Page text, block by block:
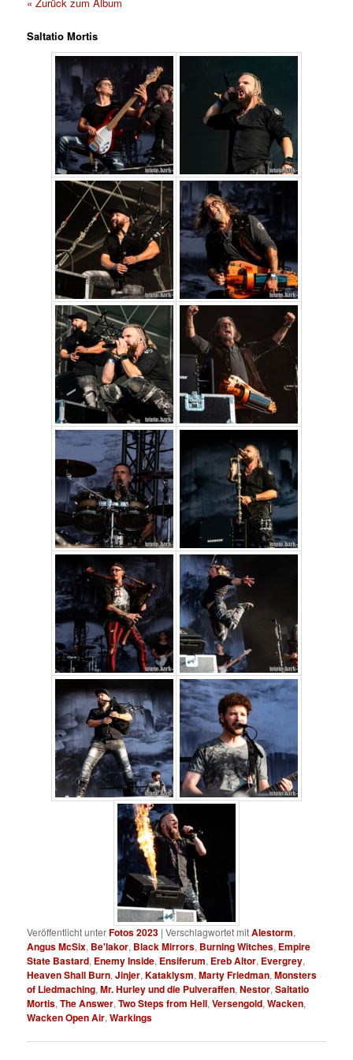
Saltatio Mortis
Veröffentlicht unterFotos 2023 |Verschlagwortet mitAlestorm,
Angus McSix, Be'lakor, Black Mirrors, Burning Witches, Empire
State Bastard, Enemy Inside, Ensiferum, Ereb Altor, Evergrey,
Heaven Shall Burn,Jinjer,Kataklysm,Marty Friedman,Monsters
of Liedmaching,Mr. Hurley und die Pulveraffen,Nestor,Saltatio
Mortis,The Answer,Two Steps from Hell,Versengold,Wacken,
Wacken Open Air,Warkings